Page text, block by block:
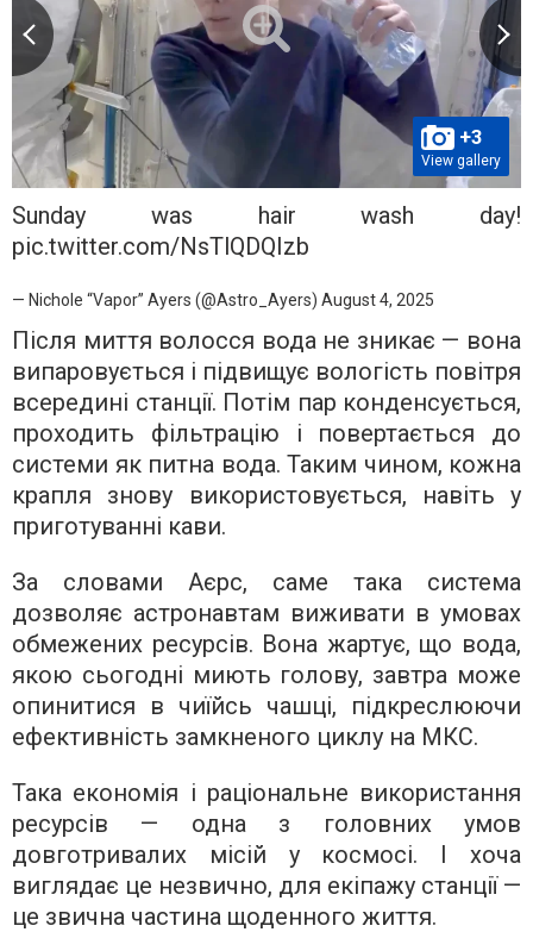
+3
View gallery
Sunday was hair wash day!
pic.twitter.com/NsTlQDQIzb
— Nichole “Vapor” Ayers (@Astro_Ayers) August 4, 2025
Після миття волосся вода не зникає — вона
випаровується і підвищує вологість повітря
всередині станції. Потім пар конденсується,
проходить фільтрацію і повертається до
системи як питна вода. Таким чином, кожна
крапля знову використовується, навіть у
приготуванні кави.
За словами Аєрс, саме така система
дозволяє астронавтам виживати в умовах
обмежених ресурсів. Вона жартує, що вода,
якою сьогодні миють голову, завтра може
опинитися в чиїйсь чашці, підкреслюючи
ефективність замкненого циклу на МКС.
Така економія і раціональне використання
ресурсів — одна з головних умов
довготривалих місій у космосі. І хоча
виглядає це незвично, для екіпажу станції —
це звична частина щоденного життя.